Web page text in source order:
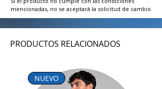
mencionadas, no se aceptará la solicitud de cambio.
PRODUCTOS RELACIONADOS
NUEVO